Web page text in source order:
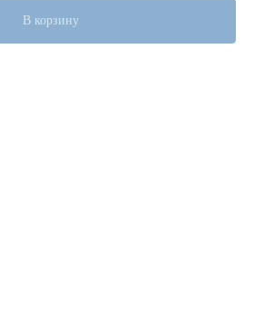
В корзину